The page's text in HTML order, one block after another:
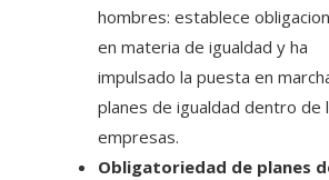
hombres: establece
en materia de igualdad y ha
impulsado la puesta en
planes de igualdad dentro de
empresas.
Obligatoriedad de planes